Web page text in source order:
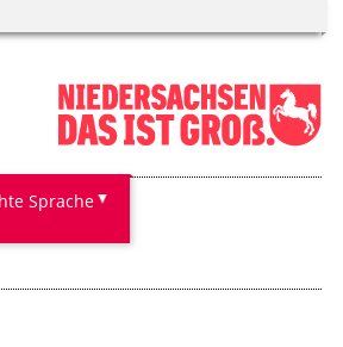
Sprache